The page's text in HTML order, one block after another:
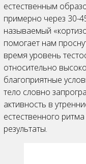
естественным
примерно через 30-
называемый
помогает нам
время уровень
относительно
благоприятные
тело словно
активность в
естественного
результаты.